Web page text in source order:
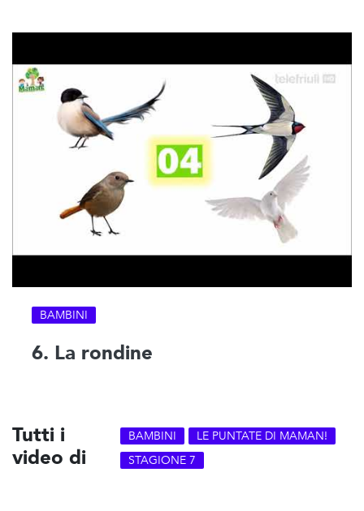
BAMBINI
6. La rondine
Tutti i
video di
BAMBINI
LE PUNTATE DI MAMAN!
STAGIONE 7